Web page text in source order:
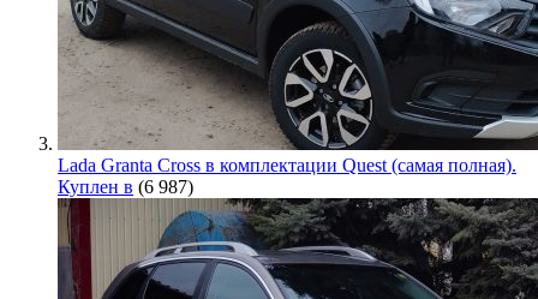
Lada Granta Cross в комплектации Quest (самая полная).
Куплен в (6 987)